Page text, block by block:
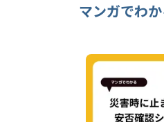
マンガでわ